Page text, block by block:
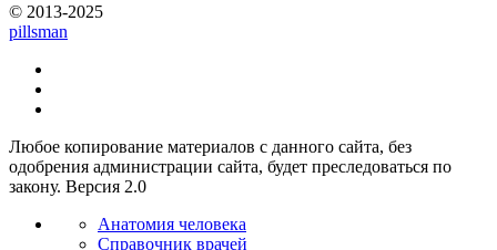
© 2013-2025
pillsman
Любое копирование материалов с данного сайта, без
одобрения администрации сайта, будет преследоваться по
закону. Версия 2.0
Анатомия человека
Справочник врачей